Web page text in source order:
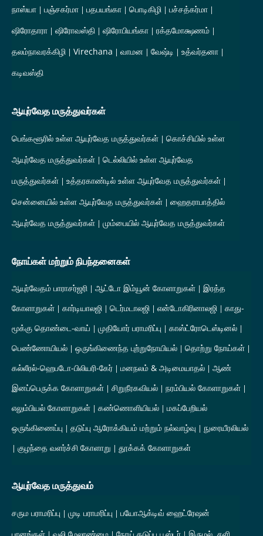
நாஸ்யா
பஞ்சகர்மா பதபயங்கா பொடிகிழி
பச்சத்கர்மா
ஷிரோதாரா
ஷிரோவஸ்தி ஷிரோபியங்கா
ரக்தமோக்ஷணம்
தலம்நாவரக்கிழி
Virechana வாமன வேஷ்டி
உத்வர்தனா
கடிவஸ்தி
ஆயுர்வேத மருத்துவர்கள்
பெங்களூரில் உள்ள ஆயுர்வேத மருத்துவர்கள்
கொச்சியில் உள்ள
ஆயுர்வேத மருத்துவர்கள்
டெல்லியில் உள்ள ஆயுர்வேத
மருத்துவர்கள்
உத்தரகாண்டில் உள்ள ஆயுர்வேத மருத்துவர்கள்
சென்னையில் உள்ள ஆயுர்வேத மருத்துவர்கள்
ஹைதராபாத்தில்
ஆயுர்வேத மருத்துவர்கள்
மும்பையில் ஆயுர்வேத மருத்துவர்கள்
நோய்கள் மற்றும் நிபந்தனைகள்
ஆயுர்வேதம் பாராசர்ஜரி ஆட்டோ இம்யூன் கோளாறுகள்
இரத்த
கோளாறுகள்
கார்டியாலஜி டெர்மடாலஜி என்டோகிரினாலஜி
காது-
மூக்கு தொண்டை-வாய்
முதியோர் பராமரிப்பு
காஸ்ட்ரோடெஸ்டினல்
பெண்ணோயியல்
ஒருங்கிணைந்த புற்றுநோயியல்
தொற்று நோய்கள்
கல்லீரல்-ஹெபடோ-பிலியரி-கேர்
மனநலம் & அடிமையாதல்
ஆண்
இனப்பெருக்க கோளாறுகள்
சிறுநீரகவியல்
நரம்பியல் கோளாறுகள்
எலும்பியல் கோளாறுகள்
கண்ணொளியியல்
மகப்பேறியல்
ஒருங்கிணைப்பு
தடுப்பு ஆரோக்கியம் மற்றும் நல்வாழ்வு
நுரையீரலியல்
குழந்தை வளர்ச்சி கோளாறு
தூக்கக் கோளாறுகள்
ஆயுர்வேத மருத்துவம்
சரும பராமரிப்பு முடி பராமரிப்பு
பயோஆக்டிவ் ஹைட்ரேஷன்